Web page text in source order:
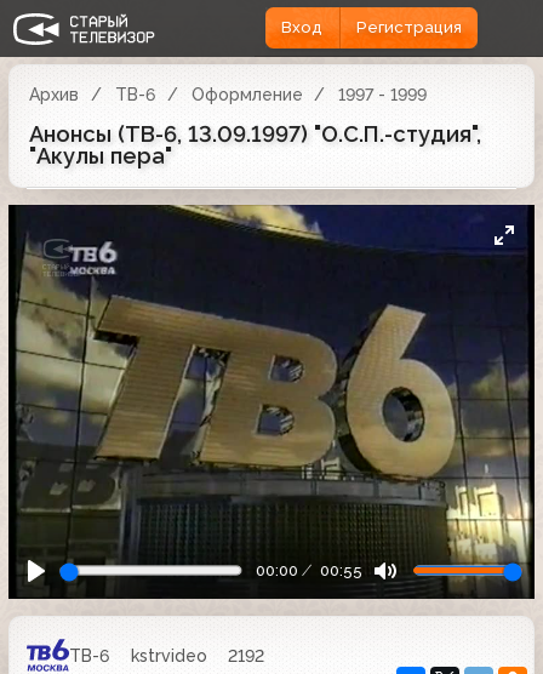
Вход Регистрация
Архив ТВ-6 Оформление 1997 - 1999
Анонсы (ТВ-6, 13.09.1997) "О.С.П.-студия",
"Акулы пера"
00:00 00:55
ТВ-6 kstrvideo
2192